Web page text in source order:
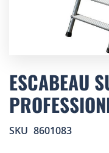
to
the
beginning
of
images
ESCABEAU
SKU 8601083